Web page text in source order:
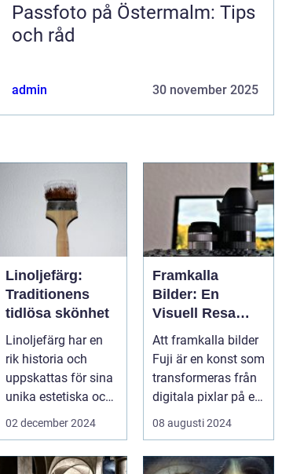
Passfoto på Östermalm: Tips
och råd
admin 30 november 2025
Linoljefärg:
Traditionens
tidlösa skönhet
Linoljefärg har en
rik historia och
uppskattas för sina
unika estetiska och
funktionella e...
02 december 2024
Framkalla
Bilder: En
Visuell Resa
Genom Minnen
Att framkalla bilder
Fuji är en konst som
transformeras från
digitala pixlar på en
08 augusti 2024